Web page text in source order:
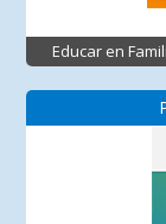
Educar en